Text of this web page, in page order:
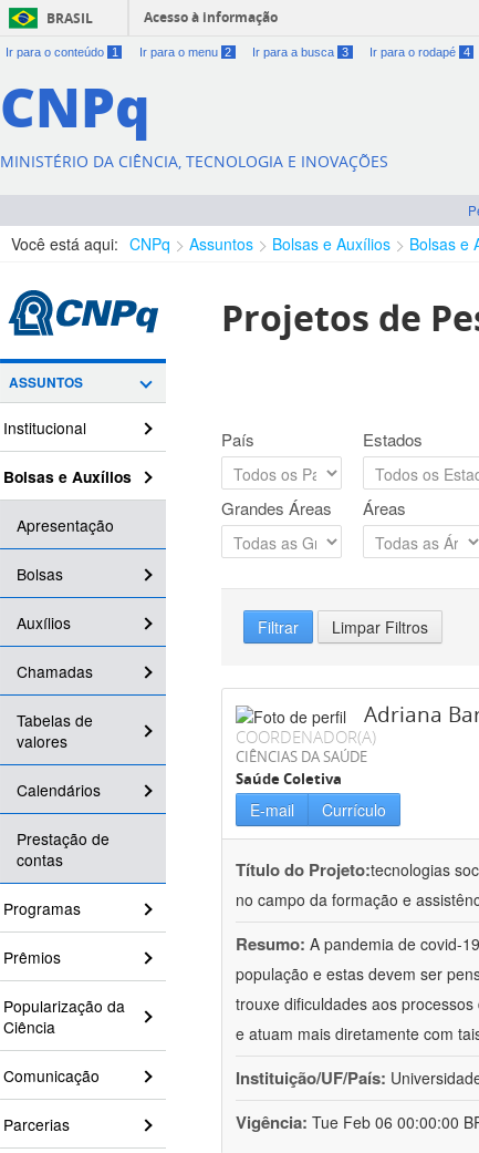
BRASIL Acesso à informação
Ir para o conteúdo 1 Ir para o menu 2 Ir para a busca 3 Ir para o rodapé 4
CNPq
MINISTÉRIO DA CIÊNCIA, TECNOLOGIA E INOVAÇÕES
Você está aqui: CNPq Assuntos Bolsas e Auxílios Bolsas e
ASSUNTOS
Institucional
Bolsas e Auxílios
Apresentação
Bolsas
Auxílios
Chamadas
Tabelas de
valores
Calendários
Prestação de
contas
Programas
Prêmios
Popularização da
Ciência
Comunicação
Parcerias
Projetos de
País Estados
Grandes Áreas Áreas
Filtrar Limpar Filtros
Adriana
COORDENADOR(A)
CIÊNCIAS DA SAÚDE
Saúde Coletiva
E-mail Currículo
Título do Projeto:tecnologias
no campo da formação e
Resumo: A pandemia de covid-
população e estas devem ser
trouxe dificuldades aos
e atuam mais diretamente com
Instituição/UF/País:
Vigência: Tue Feb 06 00:00:00